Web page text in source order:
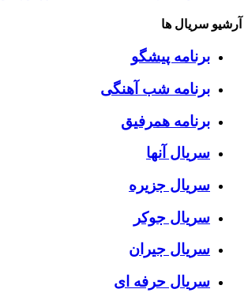
آرشیو سریال ها
برنامه پیشگو
برنامه شب آهنگی
برنامه همرفیق
سریال آنها
سریال جزیره
سریال جوکر
سریال جیران
سریال حرفه ای